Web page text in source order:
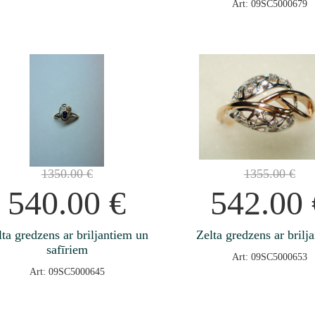
Art: 09SC5000679
1350.00€
540.00€
gredzens ar briljantiem un
safīriem
Art: 09SC5000645
1355.00€
542.00
Zelta gredzens ar
Art: 09SC5000653